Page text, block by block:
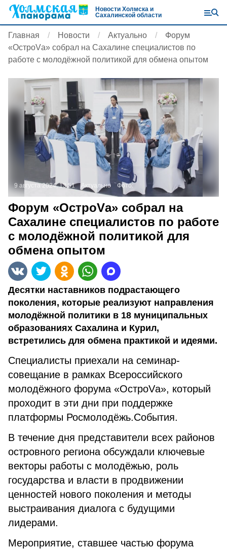
Новости Холмска и
Сахалинской области
Главная Новости Актуально
Форум
«ОстроVа» собрал на Сахалине специалистов по
работе с молодёжной политикой для обмена опытом
9 августа 2024, 13:51 Актуально Фото:
Форум «ОстроVа» собрал на
Сахалине специалистов по работе
с молодёжной политикой для
обмена опытом
Десятки наставников подрастающего
поколения, которые реализуют направления
молодёжной политики в 18 муниципальных
образованиях Сахалина и Курил,
встретились для обмена практикой и идеями.
Специалисты приехали на семинар-
совещание в рамках Всероссийского
молодёжного форума «ОстроVа», который
проходит в эти дни при поддержке
платформы Росмолодёжь.События.
В течение дня представители всех районов
островного региона обсуждали ключевые
векторы работы с молодёжью, роль
государства и власти в продвижении
ценностей нового поколения и методы
выстраивания диалога с будущими
лидерами.
Мероприятие, ставшее частью форума